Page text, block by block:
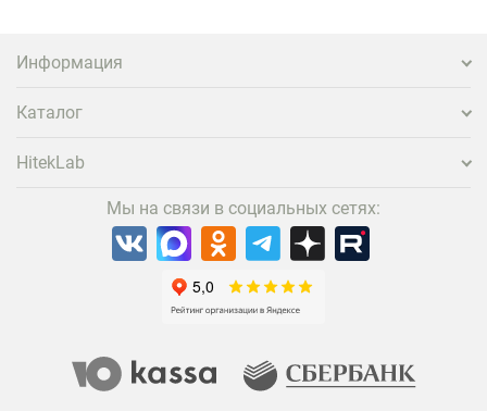
проектора.
Информация
Каталог
HitekLab
Мы на связи в социальных сетях: